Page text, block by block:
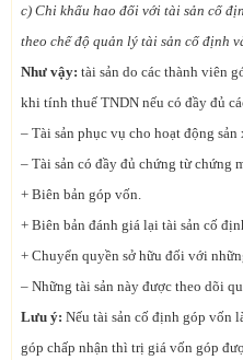
c) Chi khấu hao đối với tài sản cố
theo chế độ quản lý tài sản cố định
Như vậy: tài sản do các thành viên
khi tính thuế TNDN nếu có đầy đủ
– Tài sản phục vụ cho hoạt động
– Tài sản có đầy đủ chứng từ chứng
+ Biên bản góp vốn.
+ Biên bản đánh giá lại tài sản cố
+ Chuyển quyền sở hữu đối với
– Những tài sản này được theo dõi
Lưu ý: Nếu tài sản cố định góp vốn
góp chấp nhận thì trị giá vốn góp